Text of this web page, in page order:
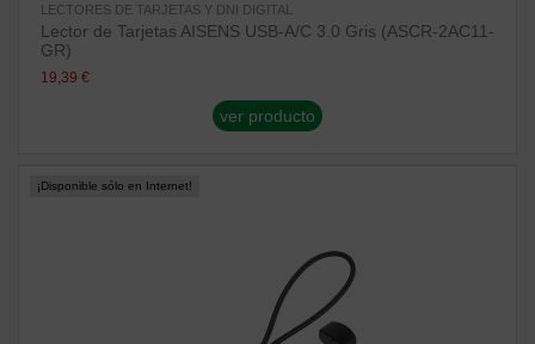
LECTORES DE TARJETAS Y DNI DIGITAL
Lector de Tarjetas AISENS USB-A/C 3.0 Gris (ASCR-2AC11-
GR)
19,39 €
ver producto
¡Disponible sólo en Internet!